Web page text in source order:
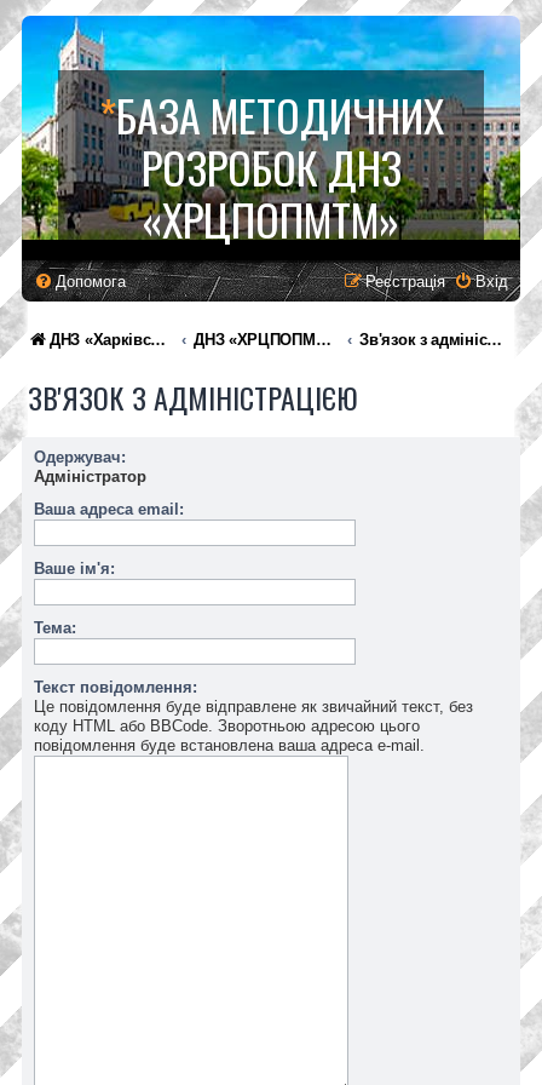
*БАЗА МЕТОДИЧНИХ
РОЗРОБОК ДНЗ
«ХРЦПОПМТМ»
Допомога Вхід
Реєстрація
ДНЗ «Харківський регіональний центр професійної освіти поліграфічних медіатехнологій та машинобудування» ДНЗ «ХРЦПОПМТМ» Зв'язок з адміністрацією
ЗВ'ЯЗОК З АДМІНІСТРАЦІЄЮ
Одержувач:
Адміністратор
Ваша адреса email:
Ваше ім'я:
Тема:
Текст повідомлення:
Це повідомлення буде відправлене як звичайний текст, без
коду HTML або BBCode. Зворотньою адресою цього
повідомлення буде встановлена ваша адреса e-mail.